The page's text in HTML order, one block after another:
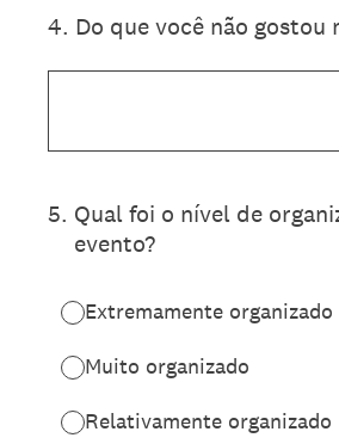
4. Do que você não gostou
5. Qual foi o nível de
evento?
Extremamente organizado
Muito organizado
Relativamente organizado